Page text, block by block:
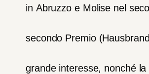
in Abruzzo e Molise nel
secondo Premio
grande interesse, nonché la